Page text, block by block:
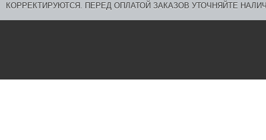
КОРРЕКТИРУЮТСЯ. ПЕРЕД ОПЛАТОЙ ЗАКАЗОВ УТОЧНЯЙТЕ